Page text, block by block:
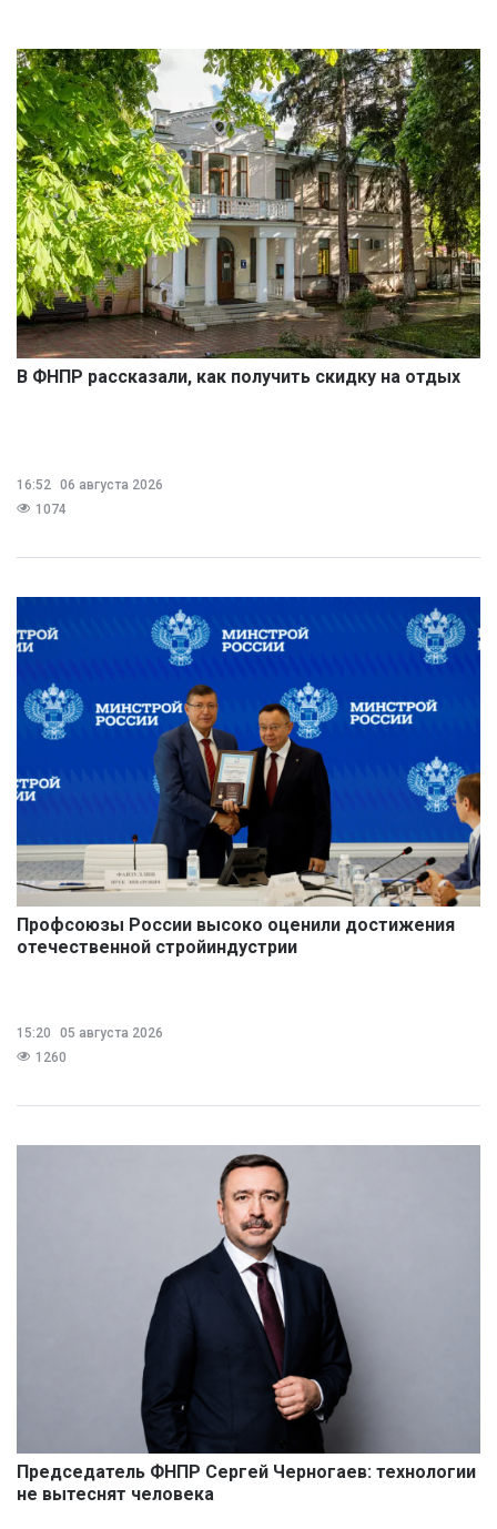
В ФНПР рассказали, как получить скидку на отдых
16:52 06 августа 2026
1074
Профсоюзы России высоко оценили достижения
отечественной стройиндустрии
15:20
05 августа 2026
1260
Председатель ФНПР Сергей Черногаев: технологии
не вытеснят человека